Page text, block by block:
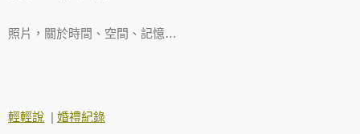
照片，關於時間、空間、記憶…
輕輕說 婚禮紀錄